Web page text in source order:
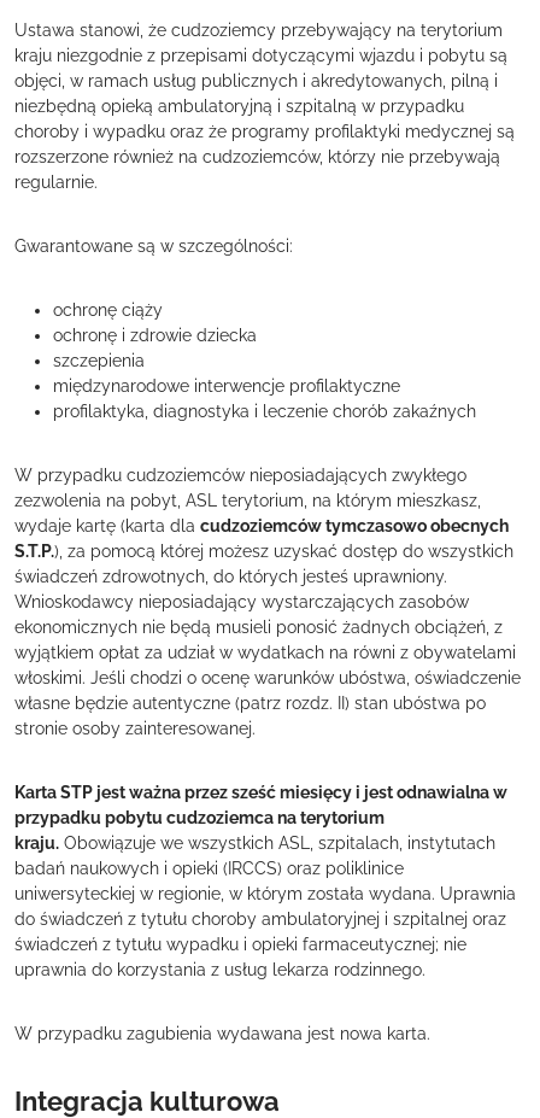
Ustawa stanowi, że cudzoziemcy przebywający na terytorium
kraju niezgodnie z przepisami dotyczącymi wjazdu i pobytu są
objęci, w ramach usług publicznych i akredytowanych, pilną i
niezbędną opieką ambulatoryjną i szpitalną w przypadku
choroby i wypadku oraz że programy profilaktyki medycznej są
rozszerzone również na cudzoziemców, którzy nie przebywają
regularnie.
Gwarantowane są w szczególności:
ochronę ciąży
ochronę i zdrowie dziecka
szczepienia
międzynarodowe interwencje profilaktyczne
profilaktyka, diagnostyka i leczenie chorób zakaźnych
W przypadku cudzoziemców nieposiadających zwykłego
zezwolenia na pobyt, ASL terytorium, na którym mieszkasz,
wydaje kartę (karta dla cudzoziemców tymczasowo obecnych
S.T.P.), za pomocą której możesz uzyskać dostęp do wszystkich
świadczeń zdrowotnych, do których jesteś uprawniony.
Wnioskodawcy nieposiadający wystarczających zasobów
ekonomicznych nie będą musieli ponosić żadnych obciążeń, z
wyjątkiem opłat za udział w wydatkach na równi z obywatelami
włoskimi. Jeśli chodzi o ocenę warunków ubóstwa, oświadczenie
własne będzie autentyczne (patrz rozdz. II) stan ubóstwa po
stronie osoby zainteresowanej.
Karta STP jest ważna przez sześć miesięcy i jest odnawialna w
przypadku pobytu cudzoziemca na terytorium
kraju. Obowiązuje we wszystkich ASL, szpitalach, instytutach
badań naukowych i opieki (IRCCS) oraz poliklinice
uniwersyteckiej w regionie, w którym została wydana. Uprawnia
do świadczeń z tytułu choroby ambulatoryjnej i szpitalnej oraz
świadczeń z tytułu wypadku i opieki farmaceutycznej; nie
uprawnia do korzystania z usług lekarza rodzinnego.
W przypadku zagubienia wydawana jest nowa karta.
Integracja kulturowa